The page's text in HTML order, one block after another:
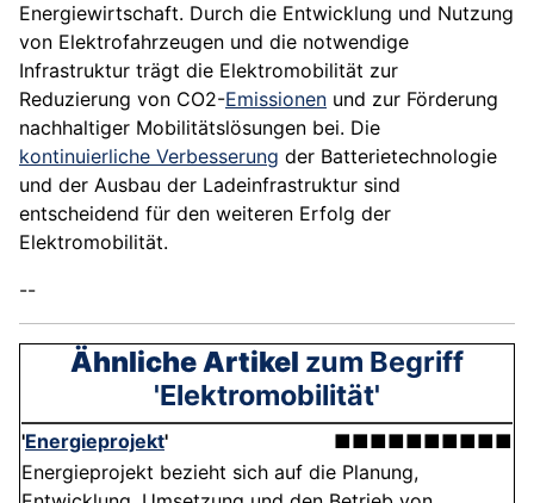
Energiewirtschaft. Durch die Entwicklung und Nutzung
von Elektrofahrzeugen und die notwendige
Infrastruktur trägt die Elektromobilität zur
Reduzierung von CO2-Emissionen und zur Förderung
nachhaltiger Mobilitätslösungen bei. Die
kontinuierliche Verbesserung der Batterietechnologie
und der Ausbau der Ladeinfrastruktur sind
entscheidend für den weiteren Erfolg der
Elektromobilität.
--
Ähnliche Artikel zum Begriff
'Elektromobilität'
'Energieprojekt'
■■■■■■■■■■
Energieprojekt bezieht sich auf die Planung,